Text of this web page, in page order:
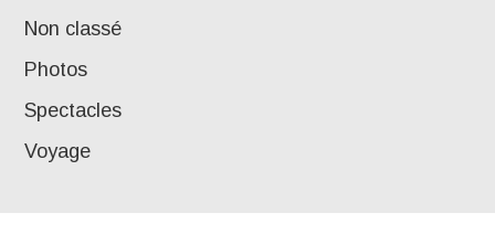
Non classé
Photos
Spectacles
Voyage